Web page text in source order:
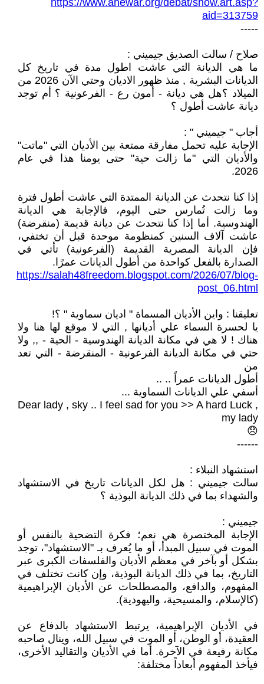
https://www.ahewar.org/debat/show.art.asp?
aid=313759
-----
صلاح / سالت الصديق جيميني :
ما هي الديانة التي عاشت اطول مدة في تاريخ كل
الديانات البشرية , منذ ظهور الاديان وحتي الآن 2026 من
الميلاد ؟هل هي ديانة - أمون رع - الفرعونية ؟ أم توجد
ديانة عاشت أطول ؟
أجاب " جيميني " :
الإجابة عليه تحمل مفارقة ممتعة بين الأديان التي "ماتت"
والأديان التي "ما زالت حية" حتى يومنا هذا في عام
2026.
إذا كنا نتحدث عن الديانة الممتدة التي عاشت أطول فترة
وما زالت تُمارس حتى اليوم، فالإجابة هي الديانة
الهندوسية. أما إذا كنا نتحدث عن ديانة قديمة (منقرضة)
عاشت آلاف السنين كمنظومة موحدة قبل أن تختفي،
فإن الديانة المصرية القديمة (الفرعونية) تأتي في
الصدارة بالفعل كواحدة من أطول الديانات عمرًا.
https://salah48freedom.blogspot.com/2026/07/blog-
post_06.html
تعليقنا : واين الأديان المسماة " اديان سماوية " ؟!
يا لحسرة السماء علي أديانها , التي لا موقع لها هنا ولا
هناك ! لا هي في مكانة الديانة الهندوسية - الحية - ,, ولا
حتي في مكانة الديانة الفرعونية - المنقرضة - التي تعد
من
أطول الديانات عمراً .. ..
أسفي علي الديانات السماوية ...
Dear lady , sky .. I feel sad for you >> A hard Luck ,
my lady
😞
------
استشهاد النبلاء :
سالت جيميني : هل لكل الديانات تاريخ في الاستشهاد
والشهداء بما في ذلك الديانة البوذية ؟
جيميني :
الإجابة المختصرة هي نعم؛ فكرة التضحية بالنفس أو
الموت في سبيل المبدأ، أو ما يُعرف بـ "الاستشهاد"، توجد
بشكل أو بآخر في معظم الأديان والفلسفات الكبرى عبر
التاريخ، بما في ذلك الديانة البوذية، وإن كانت تختلف في
المفهوم، والدافع، والمصطلحات عن الأديان الإبراهيمية
(كالإسلام، والمسيحية، واليهودية).
في الأديان الإبراهيمية، يرتبط الاستشهاد بالدفاع عن
العقيدة، أو الوطن، أو الموت في سبيل الله، وينال صاحبه
مكانة رفيعة في الآخرة. أما في الأديان والتقاليد الأخرى،
فيأخذ المفهوم أبعاداً مختلفة: